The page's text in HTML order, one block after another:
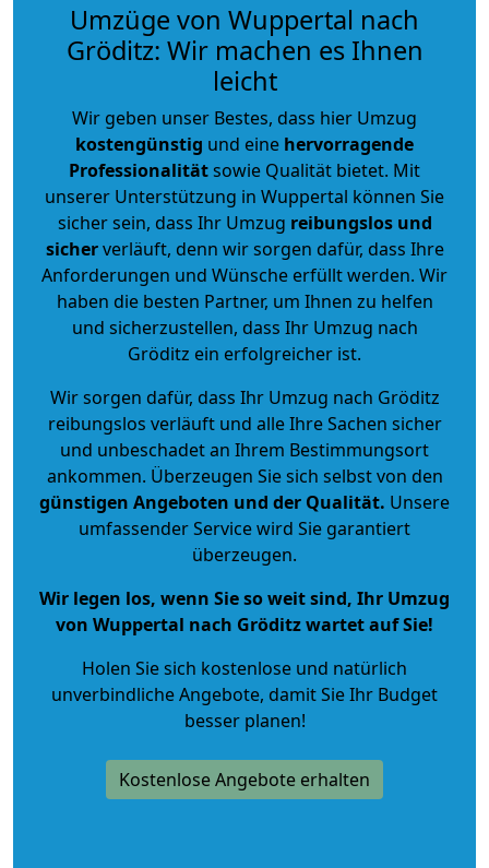
Umzüge von Wuppertal nach
Gröditz: Wir machen es Ihnen
leicht
Wir geben unser Bestes, dass hier Umzug
kostengünstig und eine hervorragende
Professionalitätsowie Qualität bietet. Mit
unserer Unterstützung in Wuppertal können Sie
sicher sein, dass Ihr Umzug reibungslos und
sicherverläuft, denn wir sorgen dafür, dass Ihre
Anforderungen und Wünsche erfüllt werden. Wir
haben die besten Partner, um Ihnen zu helfen
und sicherzustellen, dass Ihr Umzug nach
Gröditz ein erfolgreicher ist.
Wir sorgen dafür, dass Ihr Umzug nach Gröditz
reibungslos verläuft und alle Ihre Sachen sicher
und unbeschadet an Ihrem Bestimmungsort
ankommen. Überzeugen Sie sich selbst von den
günstigen Angeboten und der Qualität. Unsere
umfassender Service wird Sie garantiert
überzeugen.
Wir legen los, wenn Sie so weit sind, Ihr Umzug
von Wuppertal nach Gröditz wartet auf Sie!
Holen Sie sich kostenlose und natürlich
unverbindliche Angebote, damit Sie Ihr Budget
besser planen!
Kostenlose Angebote erhalten